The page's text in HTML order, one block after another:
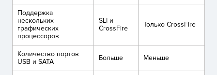
Поддержка
нескольких
графических
процессоров
SLI и
CrossFire
Только CrossFire
Количество портов
USB и SATA
Больше Меньше